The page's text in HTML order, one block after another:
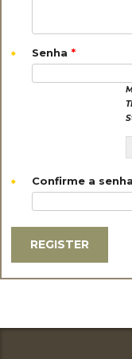
Senha *
Confirme a senha